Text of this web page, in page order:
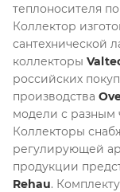
теплоносителя
Коллектор
сантехнической
коллекторы
российских
производства
модели с разным
Коллекторы
регулирующей
продукции
Rehau.